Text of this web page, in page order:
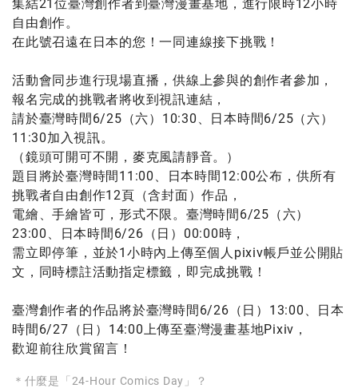
集結21位臺灣創作者到臺灣漫畫基地，進行限時12小時
自由創作。
在此號召遠在日本的您！一同連線接下挑戰！
活動會同步進行現場直播，供線上參與的創作者參加，
報名完成的挑戰者將收到視訊連結，
請於臺灣時間6/25（六）10:30、日本時間6/25（六）
11:30加入視訊。
（鏡頭可開可不開，麥克風請靜音。）
題目將於臺灣時間11:00、日本時間12:00公布，供所有
挑戰者自由創作12頁（含封面）作品，
電繪、手繪皆可，形式不限。臺灣時間6/25（六）
23:00、日本時間6/26（日）00:00時，
需立即停筆，並於1小時內上傳至個人pixiv帳戶並公開貼
文，同時標註活動指定標籤，即完成挑戰！
臺灣創作者的作品將於臺灣時間6/26（日）13:00、日本
時間6/27（日）14:00上傳至臺灣漫畫基地Pixiv，
歡迎前往欣賞留言！
＊什麼是「24-Hour Comics Day」？